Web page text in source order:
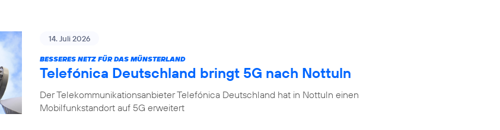
14. Juli 2026
BESSERES NETZ FÜR DAS MÜNSTERLAND
Telefónica Deutschland bringt 5G nach Nottuln
Der Telekommunikationsanbieter Telefónica Deutschland hat in Nottuln einen
Mobilfunkstandort auf 5G erweitert